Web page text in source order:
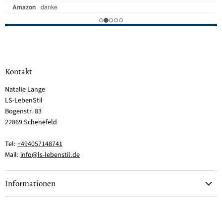
Kontakt
Natalie Lange
LS-LebenStil
Bogenstr. 83
22869 Schenefeld
Tel: +494057148741
Mail: info@ls-lebenstil.de
Informationen